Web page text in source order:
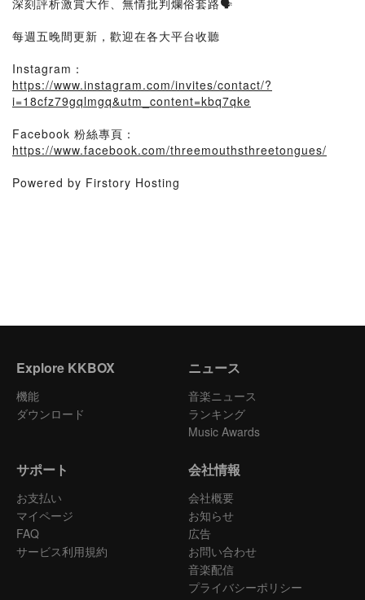
深刻評析激賞大作、無情批判爛俗套路🗣
每週五晚間更新，歡迎在各大平台收聽
Instagram：
https://www.instagram.com/invites/contact/?
i=18cfz79gqlmgq&utm_content=kbq7qke
Facebook 粉絲專頁：
https://www.facebook.com/threemouthsthreetongues/
Powered by Firstory Hosting
Explore KKBOX
機能
ダウンロード
ニュース
音楽ニュース
ランキング
Music Awards
サポート
お支払い
マイページ
FAQ
サービス利用規約
会社情報
会社概要
お知らせ
広告
お問い合わせ
音楽配信
プライバシーポリシー